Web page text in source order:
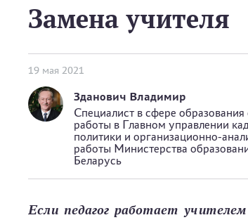
Замена учителя
19 мая 2021
Зданович Владимир
Специалист в сфере
работы в Главном управлении
политики и организационно-
работы Министерства
Беларусь
Если педагог работает